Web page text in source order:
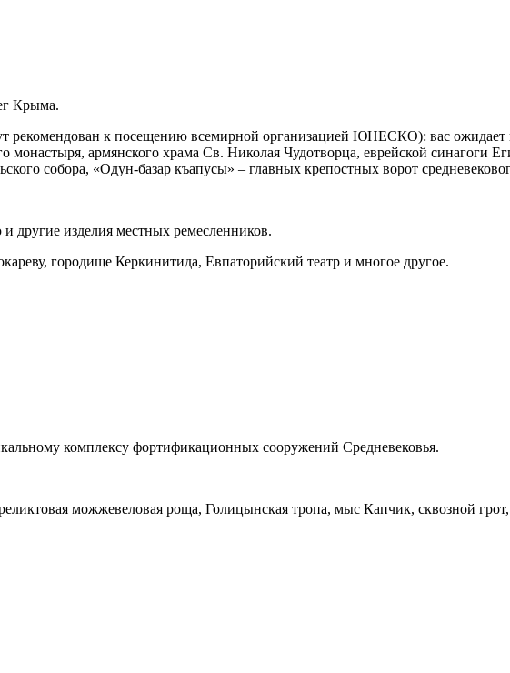
Крыма.
рекомендован к посещению всемирной организацией ЮНЕСКО): вас ожидает
армянского храма Св. Николая Чудотворца, еврейской синагоги
собора, «Одун-базар къапусы» – главных крепостных ворот
другие изделия местных ремесленников.
городище Керкинитида, Евпаторийский театр и многое другое.
комплексу фортификационных сооружений Средневековья.
можжевеловая роща, Голицынская тропа, мыс Капчик, сквозной